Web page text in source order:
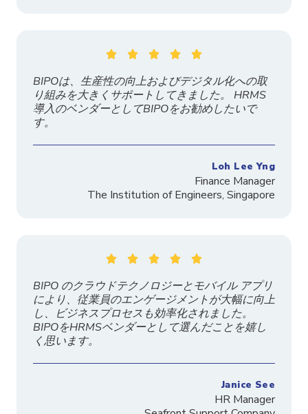
    
BIPOは、生産性の向上およびデジタル化への取
り組みを大きくサポートしてきました。 HRMS
導入のベンダーとしてBIPOをお勧めしたいで
す。
Loh Lee Yng
Finance Manager
The Institution of Engineers, Singapore
    
BIPO のクラウドテクノロジーとモバイル アプリ
により、従業員のエンゲージメントが大幅に向上
し、ビジネスプロセスも効率化されました。
BIPOをHRMSベンダーとして選んだことを嬉し
く思います。
Janice See
HR Manager